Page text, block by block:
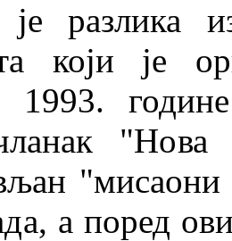
је разлика
који је
1993.
"Нова
а поред